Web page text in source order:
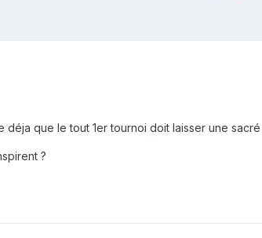
que le tout 1er tournoi doit laisser une
?